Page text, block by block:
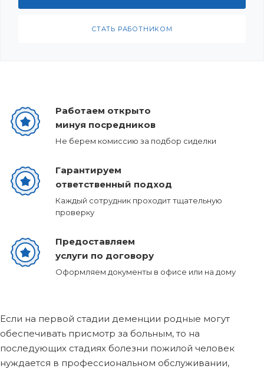
СТАТЬ РАБОТНИКОМ
Работаем открыто
минуя посредников
Не берем комиссию за подбор сиделки
Гарантируем
ответственный подход
Каждый сотрудник проходит тщательную
проверку
Предоставляем
услуги по договору
Оформляем документы в офисе или на дому
Если на первой стадии деменции родные могут
обеспечивать присмотр за больным, то на
последующих стадиях болезни пожилой человек
нуждается в профессиональном обслуживании,